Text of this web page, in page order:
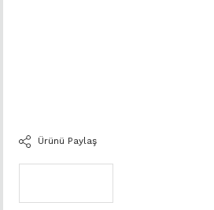
Ürünü Paylaş